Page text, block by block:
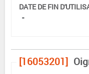
DATE DE FIN
-
[16053201]